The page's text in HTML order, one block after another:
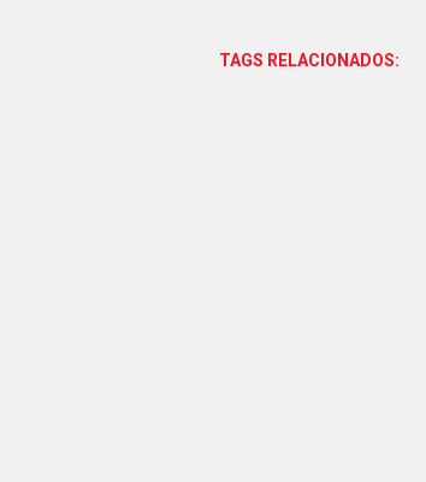
TAGS RELACIONADOS: